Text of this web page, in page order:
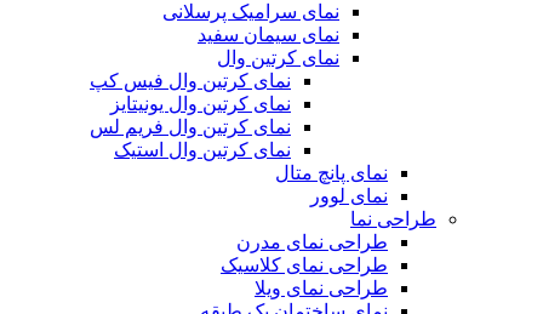
نمای سرامیک پرسلانی
نمای سیمان سفید
نمای کرتین وال
نمای کرتین وال فیس کپ
نمای کرتین وال یونیتایز
نمای کرتین وال فریم لس
نمای کرتین وال استیک
نمای پانچ متال
نمای لوور
طراحی نما
طراحی نمای مدرن
طراحی نمای کلاسیک
طراحی نمای ویلا